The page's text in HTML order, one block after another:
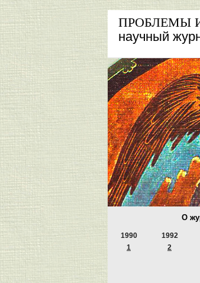
ПРОБЛЕМЫ
научный
О
1990
1
1992
2